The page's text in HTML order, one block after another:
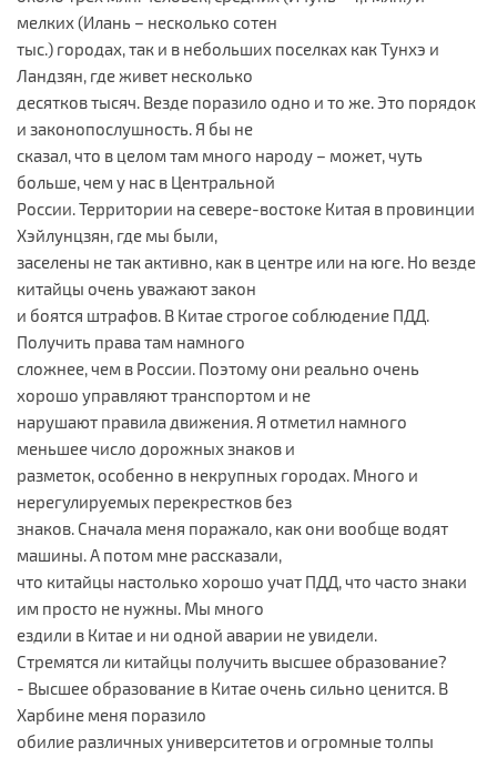
мелких (Илань – несколько сотен
тыс.) городах, так и в небольших поселках как Тунхэ и
Ландзян, где живет несколько
десятков тысяч. Везде поразило одно и то же. Это порядок
и законопослушность. Я бы не
сказал, что в целом там много народу – может, чуть
больше, чем у нас в Центральной
России. Территории на севере-востоке Китая в провинции
Хэйлунцзян, где мы были,
заселены не так активно, как в центре или на юге. Но везде
китайцы очень уважают закон
и боятся штрафов. В Китае строгое соблюдение ПДД.
Получить права там намного
сложнее, чем в России. Поэтому они реально очень
хорошо управляют транспортом и не
нарушают правила движения. Я отметил намного
меньшее число дорожных знаков и
разметок, особенно в некрупных городах. Много и
нерегулируемых перекрестков без
знаков. Сначала меня поражало, как они вообще водят
машины. А потом мне рассказали,
что китайцы настолько хорошо учат ПДД, что часто знаки
им просто не нужны. Мы много
ездили в Китае и ни одной аварии не увидели.
Стремятся ли китайцы получить высшее образование?
- Высшее образование в Китае очень сильно ценится. В
Харбине меня поразило
обилие различных университетов и огромные толпы